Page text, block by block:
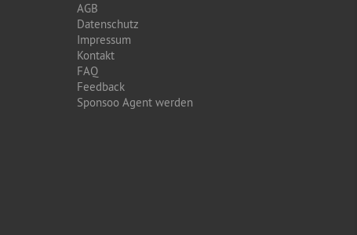
AGB
Datenschutz
Impressum
Kontakt
FAQ
Feedback
Sponsoo Agent werden